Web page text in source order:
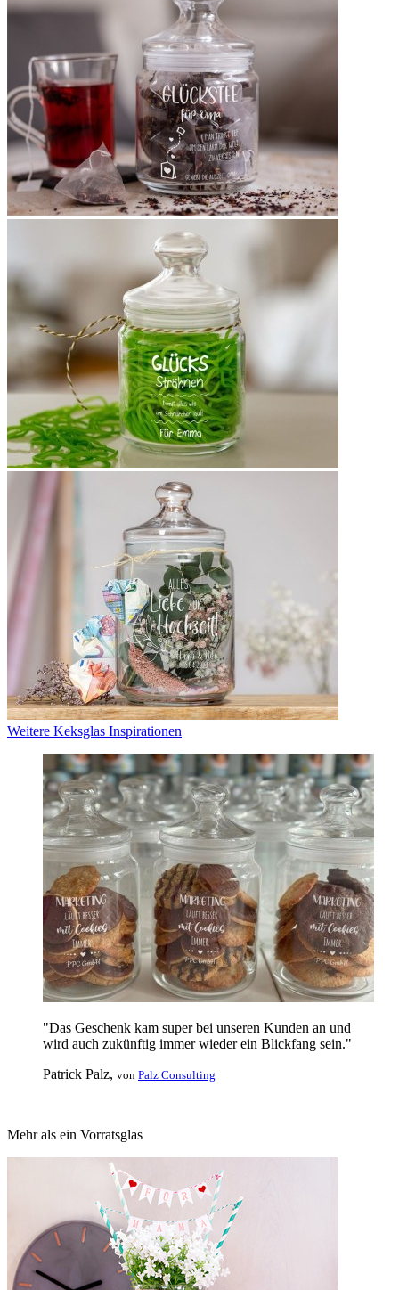
Weitere Keksglas Inspirationen
"Das Geschenk kam super bei unseren Kunden an und
wird auch zukünftig immer wieder ein Blickfang sein."
Patrick Palz, von Palz Consulting
Mehr als ein Vorratsglas